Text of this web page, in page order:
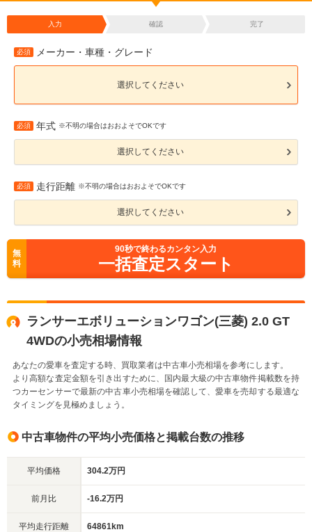
入力 確認 完了
必須 メーカー・車種・グレード
選択してください
必須 年式 ※不明の場合はおおよそでOKです
選択してください
必須 走行距離 ※不明の場合はおおよそでOKです
選択してください
無
料
90秒で終わるカンタン入力
一括査定スタート
ランサーエボリューションワゴン(三菱) 2.0 GT
4WDの小売相場情報
あなたの愛車を査定する時、買取業者は中古車小売相場を参考にします。
より高額な査定金額を引き出すために、国内最大級の中古車物件掲載数を持
つカーセンサーで最新の中古車小売相場を確認して、愛車を売却する最適な
タイミングを見極めましょう。
中古車物件の平均小売価格と掲載台数の推移
平均価格 304.2万円
前月比 -16.2万円
平均走行距離 64861km